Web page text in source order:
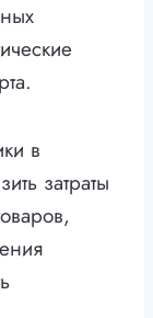
в
затраты